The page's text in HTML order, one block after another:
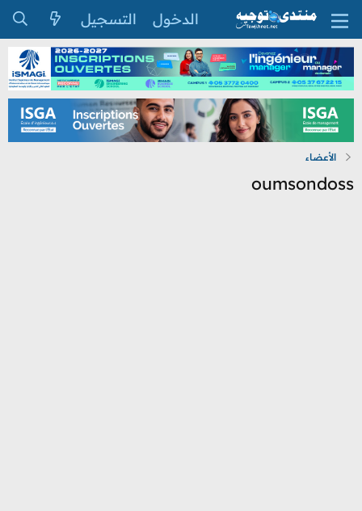
الدخول التسجيل
الأعضاء
oumsondoss